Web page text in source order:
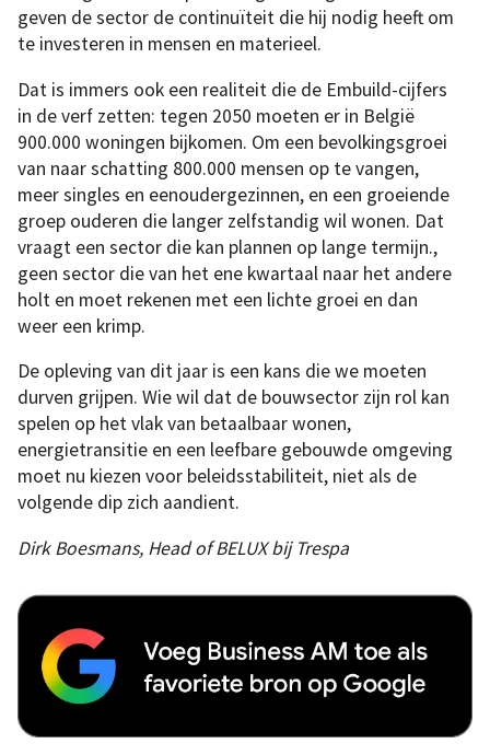
geven de sector de continuïteit die hij nodig heeft om
te investeren in mensen en materieel.
Dat is immers ook een realiteit die de Embuild-cijfers
in de verf zetten: tegen 2050 moeten er in België
900.000 woningen bijkomen. Om een bevolkingsgroei
van naar schatting 800.000 mensen op te vangen,
meer singles en eenoudergezinnen, en een groeiende
groep ouderen die langer zelfstandig wil wonen. Dat
vraagt een sector die kan plannen op lange termijn.,
geen sector die van het ene kwartaal naar het andere
holt en moet rekenen met een lichte groei en dan
weer een krimp.
De opleving van dit jaar is een kans die we moeten
durven grijpen. Wie wil dat de bouwsector zijn rol kan
spelen op het vlak van betaalbaar wonen,
energietransitie en een leefbare gebouwde omgeving
moet nu kiezen voor beleidsstabiliteit, niet als de
volgende dip zich aandient.
Dirk Boesmans, Head of BELUX bij Trespa